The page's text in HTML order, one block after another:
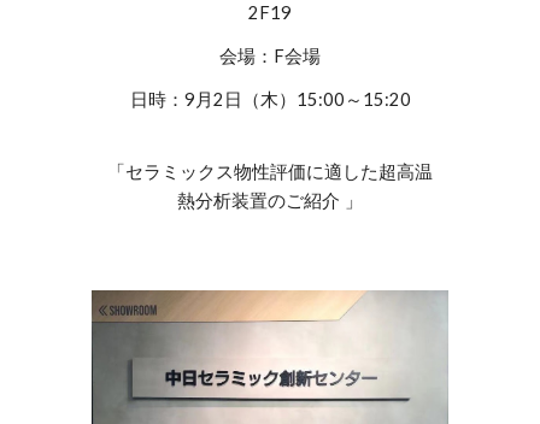
2F19
会場：F会場
日時：9月2日（木）15:00～15:20
「セラミックス物性評価に適した超高温
熱分析装置のご紹介
」